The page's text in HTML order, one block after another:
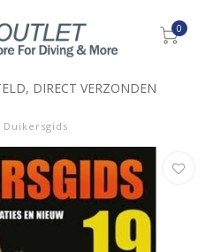
0
DIRECT VERZONDEN
Duikersgids